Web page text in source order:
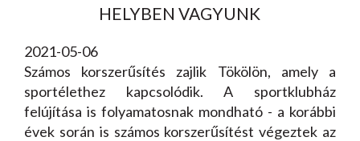
HELYBEN VAGYUNK
2021-05-06
Számos korszerűsítés zajlik Tökölön, amely a
sportélethez kapcsolódik. A sportklubház
felújítása is folyamatosnak mondható - a korábbi
évek során is számos korszerűsítést végeztek az